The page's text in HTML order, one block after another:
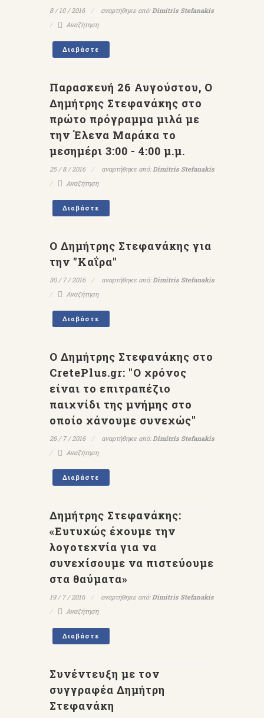
8 / 10 / 2016 αναρτήθηκε από:Dimitris Stefanakis
Αναζήτηση
Διαβάστε
Παρασκευή 26 Αυγούστου, Ο
Δημήτρης Στεφανάκης στο
πρώτο πρόγραμμα μιλά με
την Έλενα Μαράκα το
μεσημέρι 3:00 - 4:00 μ.μ.
25 / 8 / 2016 αναρτήθηκε από:Dimitris Stefanakis
Αναζήτηση
Διαβάστε
Ο Δημήτρης Στεφανάκης για
την "Καΐρα"
30 / 7 / 2016 αναρτήθηκε από:Dimitris Stefanakis
Αναζήτηση
Διαβάστε
Ο Δημήτρης Στεφανάκης στο
CretePlus.gr: "Ο χρόνος
είναι το επιτραπέζιο
παιχνίδι της μνήμης στο
οποίο χάνουμε συνεχώς"
26 / 7 / 2016 αναρτήθηκε από:Dimitris Stefanakis
Αναζήτηση
Διαβάστε
Δημήτρης Στεφανάκης:
«Ευτυχώς έχουμε την
λογοτεχνία για να
συνεχίσουμε να πιστεύουμε
στα θαύματα»
19 / 7 / 2016 αναρτήθηκε από:Dimitris Stefanakis
Αναζήτηση
Διαβάστε
Συνέντευξη με τον
συγγραφέα Δημήτρη
Στεφανάκη